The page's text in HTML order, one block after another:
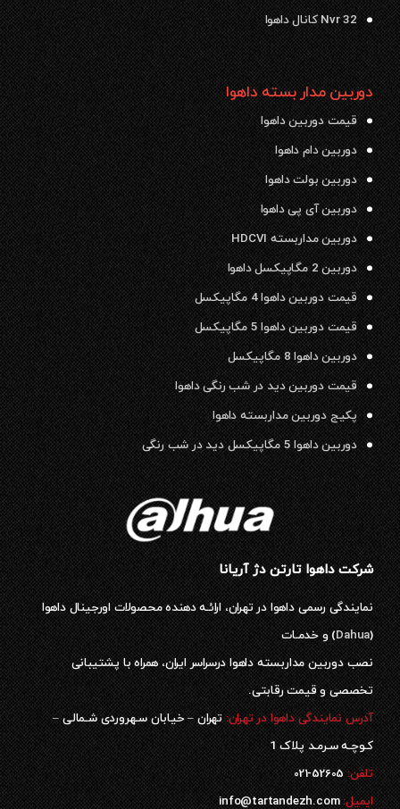
Nvr 32 کانال داهوا
دوربین مدار بسته داهوا
قیمت دوربین داهوا
دوربین دام داهوا
دوربین بولت داهوا
دوربین آی پی داهوا
دوربین مداربسته HDCVI
دوربین 2 مگاپیکسل داهوا
قیمت دوربین داهوا 4 مگاپیکسل
قیمت دوربین داهوا 5 مگاپیکسل
دوربین داهوا 8 مگاپیکسل
قیمت دوربین دید در شب رنگی داهوا
پکیج دوربین مداربسته داهوا
دوربین داهوا 5 مگاپیکسل دید در شب رنگی
شرکت داهوا تارتن دژ آریانا
نمایندگی رسمی داهوا در تهران، ارائـه دهنده محصولات اورجینال داهوا
(
Dahua) و خدمـات
نصب دوربین مداربسته داهوا درسراسر ایران، همراه با پشتیبانی
تخصصی و قیمت رقابتی.
آدرس نمایندگی داهوا در تهران:تهران – خیابان سـهروردی شـمالی –
کـوچـه سـرمـد پلاک 1
تلفن:52605-021
ایمیل:info@tartandezh.com